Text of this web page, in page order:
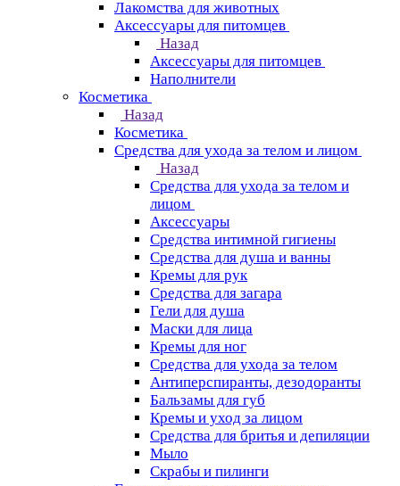
Лакомства для животных
Аксессуары для питомцев
Назад
Аксессуары для питомцев
Наполнители
Косметика
Назад
Косметика
Средства для ухода за телом и лицом
Назад
Средства для ухода за телом и
лицом
Аксессуары
Средства интимной гигиены
Средства для душа и ванны
Кремы для рук
Средства для загара
Гели для душа
Маски для лица
Кремы для ног
Средства для ухода за телом
Антиперспиранты, дезодоранты
Бальзамы для губ
Кремы и уход за лицом
Средства для бритья и депиляции
Мыло
Скрабы и пилинги